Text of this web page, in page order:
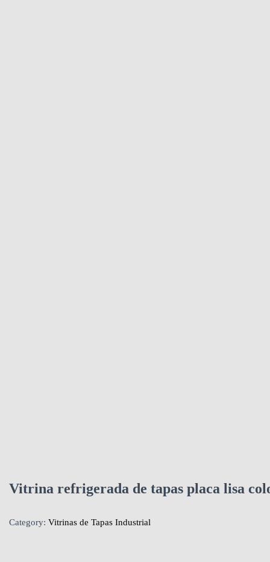
Vitrina refrigerada de tapas placa lisa
Category: Vitrinas de Tapas Industrial